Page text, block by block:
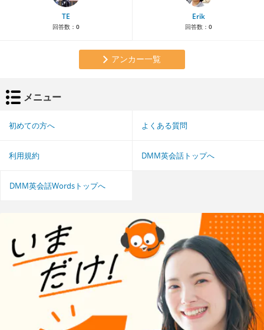
TE
回答数： 0
Erik
回答数： 0
アンカー一覧
メニュー
初めての方へ よくある質問
利用規約 DMM英会話トップへ
DMM英会話Wordsトップへ